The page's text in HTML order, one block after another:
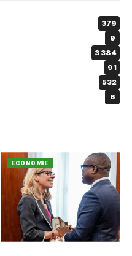
379
9
3 384
91
532
6
ECONOMIE